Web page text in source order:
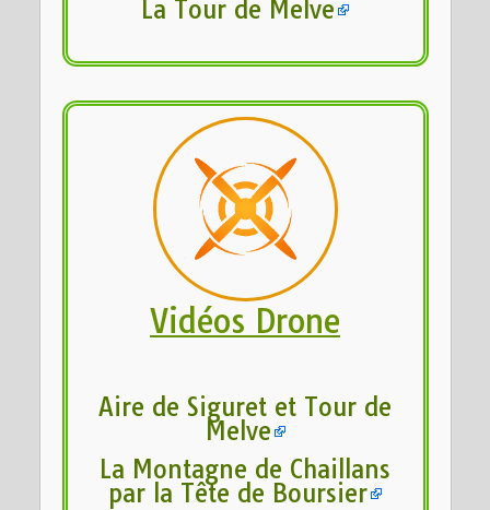
La Tour de Melve
Vidéos Drone
Aire de Siguret et Tour de
Melve
La Montagne de Chaillans
par la Tête de Boursier